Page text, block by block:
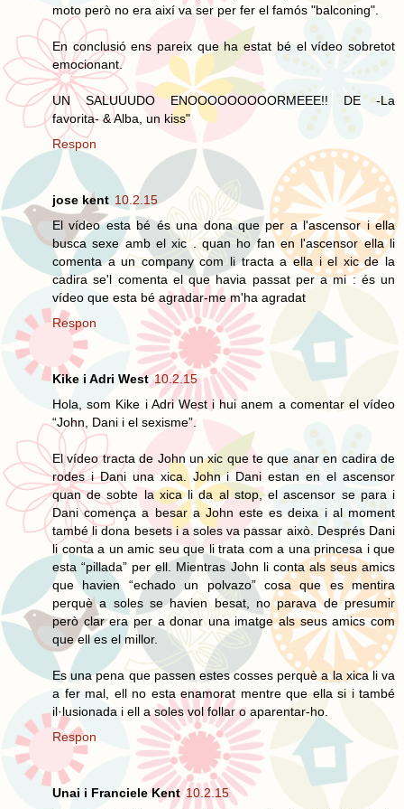
moto però no era així va ser per fer el famós "balconing".
En conclusió ens pareix que ha estat bé el vídeo sobretot
emocionant.
UN SALUUUDO ENOOOOOOOOORMEEE!! DE -La
favorita- & Alba, un kiss"
Respon
jose kent 10.2.15
El vídeo esta bé és una dona que per a l'ascensor i ella
busca sexe amb el xic . quan ho fan en l'ascensor ella li
comenta a un company com li tracta a ella i el xic de la
cadira se'l comenta el que havia passat per a mi : és un
vídeo que esta bé agradar-me m'ha agradat
Respon
Kike i Adri West 10.2.15
Hola, som Kike i Adri West i hui anem a comentar el vídeo
“John, Dani i el sexisme”.
El vídeo tracta de John un xic que te que anar en cadira de
rodes i Dani una xica. John i Dani estan en el ascensor
quan de sobte la xica li da al stop, el ascensor se para i
Dani comença a besar a John este es deixa i al moment
també li dona besets i a soles va passar això. Després Dani
li conta a un amic seu que li trata com a una princesa i que
esta “pillada” per ell. Mientras John li conta als seus amics
que havien “echado un polvazo” cosa que es mentira
perquè a soles se havien besat, no parava de presumir
però clar era per a donar una imatge als seus amics com
que ell es el millor.
Es una pena que passen estes cosses perquè a la xica li va
a fer mal, ell no esta enamorat mentre que ella si i també
il·lusionada i ell a soles vol follar o aparentar-ho.
Respon
Unai i Franciele Kent 10.2.15